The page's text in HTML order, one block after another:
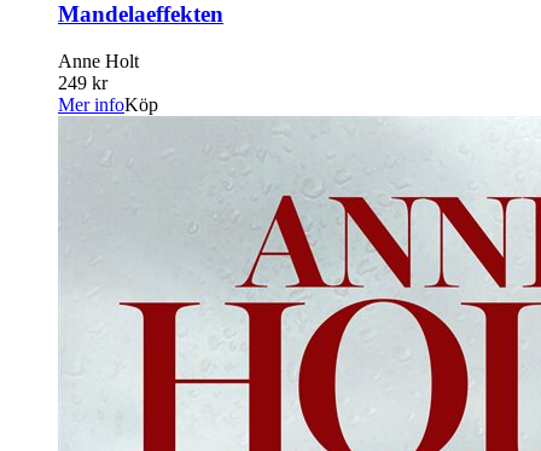
Mandelaeffekten
Anne Holt
249 kr
Mer infoKöp